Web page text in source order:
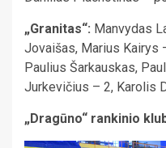
„Granitas“: Manvydas
Jovaišas, Marius Kairys
Paulius Šarkauskas,
Jurkevičius – 2, Karolis
„Dragūno“ rankinio